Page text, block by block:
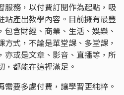
服務，以付費訂閱作為起點，吸
站產出教學內容。目前擁有最豐
含財經、商業、生活、娛樂、
式，不論是單堂課、多堂課，
亦或是文章、影音、直播等，所
，都能在這裡滿足。
要多處付費，讓學習更純粹。